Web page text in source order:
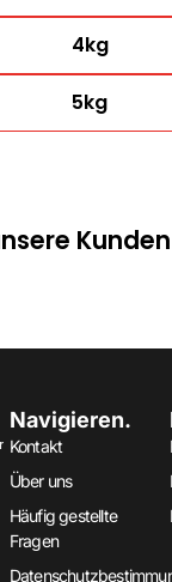
4kg
5kg
Navigieren.
Kontakt
Über uns
Häufig gestellte
Fragen